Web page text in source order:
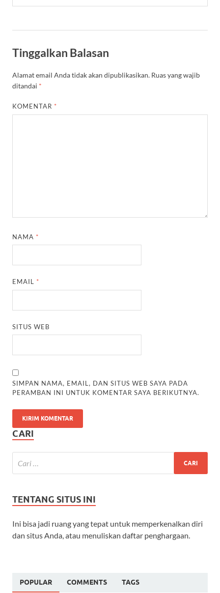
Tinggalkan Balasan
Alamat email Anda tidak akan dipublikasikan. Ruas yang wajib
ditandai *
KOMENTAR *
NAMA *
EMAIL *
SITUS WEB
SIMPAN NAMA, EMAIL, DAN SITUS WEB SAYA PADA
PERAMBAN INI UNTUK KOMENTAR SAYA BERIKUTNYA.
CARI
TENTANG SITUS INI
Ini bisa jadi ruang yang tepat untuk memperkenalkan diri
dan situs Anda, atau menuliskan daftar penghargaan.
POPULAR COMMENTS TAGS